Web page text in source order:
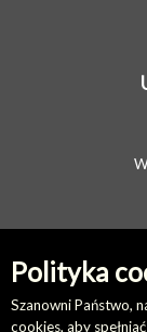
Polityka
Szanowni Państwo,
cookies, aby